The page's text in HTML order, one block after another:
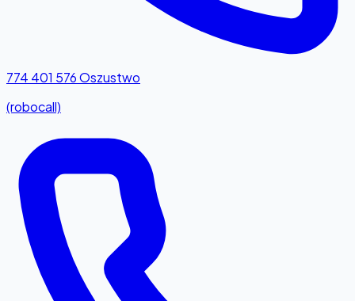
774 401 576Oszustwo
(robocall)